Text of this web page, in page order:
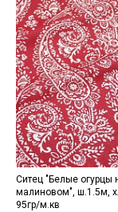
зависимости от
Ситец "Белые огурцы
малиновом", ш.1.5м,
95гр/м.кв